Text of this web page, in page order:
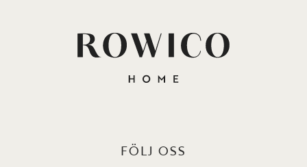
FÖLJ OSS